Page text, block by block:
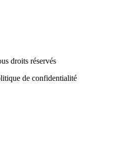
droits réservés
de confidentialité